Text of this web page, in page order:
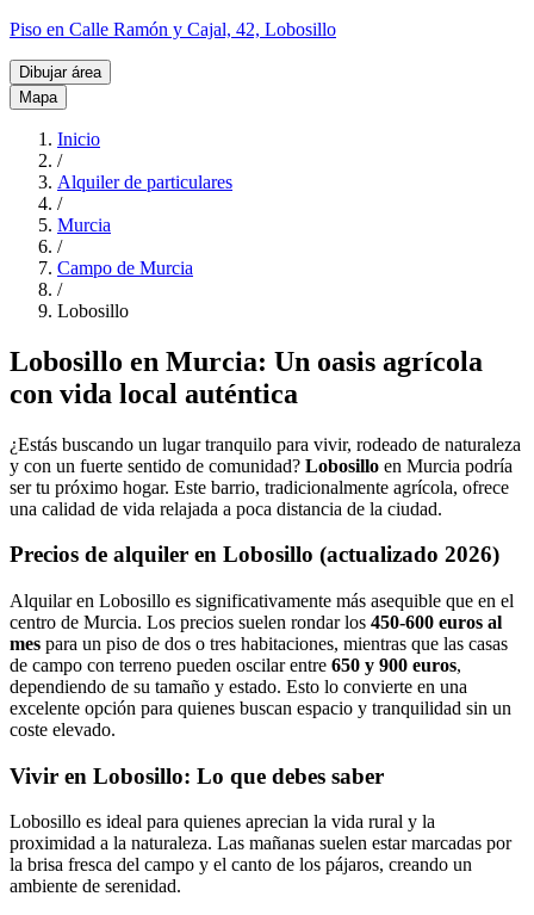
Piso en Calle Ramón y Cajal, 42, Lobosillo
Dibujar área
Mapa
Inicio
/
Alquiler de particulares
/
Murcia
/
Campo de Murcia
/
Lobosillo
Lobosillo en Murcia: Un oasis agrícola
con vida local auténtica
¿Estás buscando un lugar tranquilo para vivir, rodeado de naturaleza
y con un fuerte sentido de comunidad? Lobosillo en Murcia podría
ser tu próximo hogar. Este barrio, tradicionalmente agrícola, ofrece
una calidad de vida relajada a poca distancia de la ciudad.
Precios de alquiler en Lobosillo (actualizado 2026)
Alquilar en Lobosillo es significativamente más asequible que en el
centro de Murcia. Los precios suelen rondar los 450-600 euros al
mes para un piso de dos o tres habitaciones, mientras que las casas
de campo con terreno pueden oscilar entre 650 y 900 euros,
dependiendo de su tamaño y estado. Esto lo convierte en una
excelente opción para quienes buscan espacio y tranquilidad sin un
coste elevado.
Vivir en Lobosillo: Lo que debes saber
Lobosillo es ideal para quienes aprecian la vida rural y la
proximidad a la naturaleza. Las mañanas suelen estar marcadas por
la brisa fresca del campo y el canto de los pájaros, creando un
ambiente de serenidad.